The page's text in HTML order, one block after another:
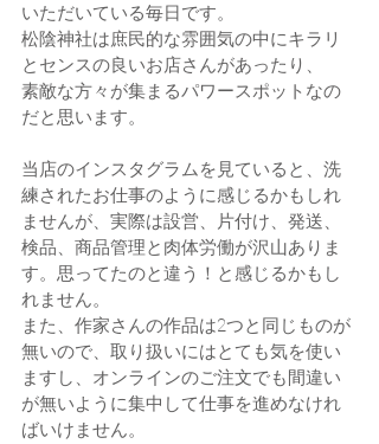
いただいている毎日です。
松陰神社は庶民的な雰囲気の中にキラリ
とセンスの良いお店さんがあったり、
素敵な方々が集まるパワースポットなの
だと思います。
当店のインスタグラムを見ていると、洗
練されたお仕事のように感じるかもしれ
ませんが、実際は設営、片付け、発送、
検品、商品管理と肉体労働が沢山ありま
す。思ってたのと違う！と感じるかもし
れません。
また、作家さんの作品は2つと同じものが
無いので、取り扱いにはとても気を使い
ますし、オンラインのご注文でも間違い
が無いように集中して仕事を進めなけれ
ばいけません。